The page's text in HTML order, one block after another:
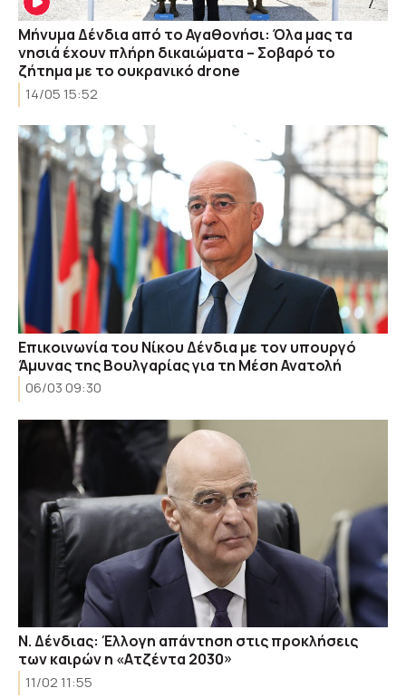
Μήνυμα Δένδια από το Αγαθονήσι: Όλα μας τα
νησιά έχουν πλήρη δικαιώματα – Σοβαρό το
ζήτημα με το ουκρανικό drone
14/05 15:52
Επικοινωνία του Νίκου Δένδια με τον υπουργό
Άμυνας της Βουλγαρίας για τη Μέση Ανατολή
06/03 09:30
Ν. Δένδιας: Έλλογη απάντηση στις προκλήσεις
των καιρών η «Ατζέντα 2030»
11/02 11:55